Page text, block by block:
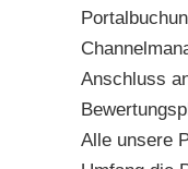
Anschluss
Alle unsere